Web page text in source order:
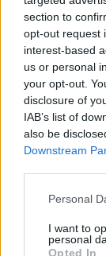
section to
opt-out request
interest-based
us or personal
your opt-out.
disclosure of
IAB’s list of
also be
Downstream
Please note
not limited to
grant or deny
Personal
I want to
personal
Opted In
Αθήνας,
Για τα
Αθηναίων
ποτίστρες
λόγους
κάνει
βγάζουν τα
εγκυκλίων,